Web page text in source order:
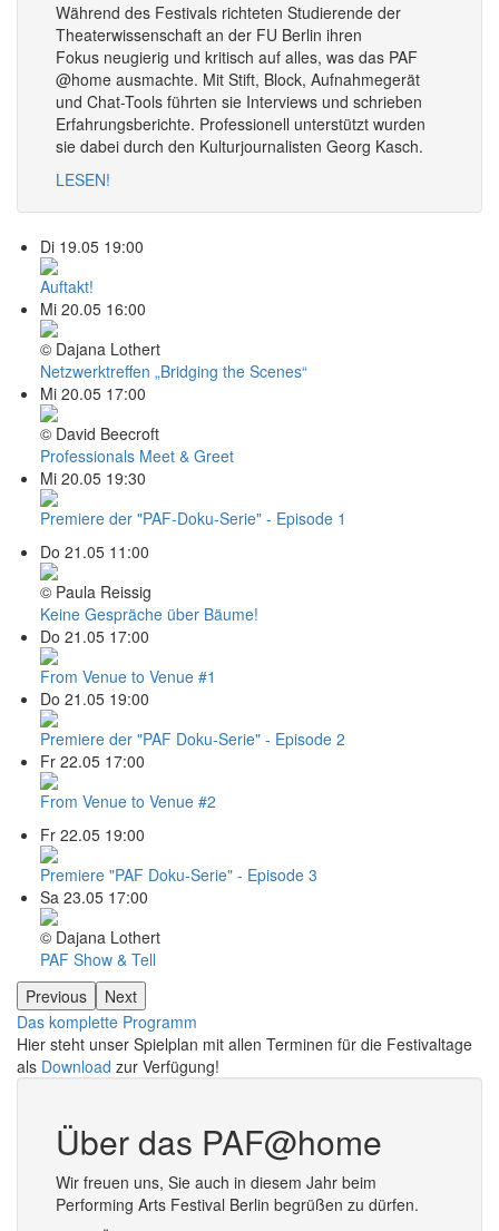
Während des Festivals richteten Studierende der
Theaterwissenschaft an der FU Berlin ihren
Fokus neugierig und kritisch auf alles, was das PAF
@home ausmachte. Mit Stift, Block, Aufnahmegerät
und Chat-Tools führten sie Interviews und schrieben
Erfahrungsberichte. Professionell unterstützt wurden
sie dabei durch den Kulturjournalisten Georg Kasch.
LESEN!
Di 19.05 19:00
Auftakt!
Mi 20.05 16:00
© Dajana Lothert
Netzwerktreffen „Bridging the Scenes“
Mi 20.05 17:00
© David Beecroft
Professionals Meet & Greet
Mi 20.05 19:30
Premiere der "PAF-Doku-Serie" - Episode 1
Do 21.05 11:00
© Paula Reissig
Keine Gespräche über Bäume!
Do 21.05 17:00
From Venue to Venue #1
Do 21.05 19:00
Premiere der "PAF Doku-Serie" - Episode 2
Fr 22.05 17:00
From Venue to Venue #2
Fr 22.05 19:00
Premiere "PAF Doku-Serie" - Episode 3
Sa 23.05 17:00
© Dajana Lothert
PAF Show & Tell
Previous
Next
Das komplette Programm
Hier steht unser Spielplan mit allen Terminen für die Festivaltage
als Download zur Verfügung!
Über das PAF@home
Wir freuen uns, Sie auch in diesem Jahr beim
Performing Arts Festival Berlin begrüßen zu dürfen.